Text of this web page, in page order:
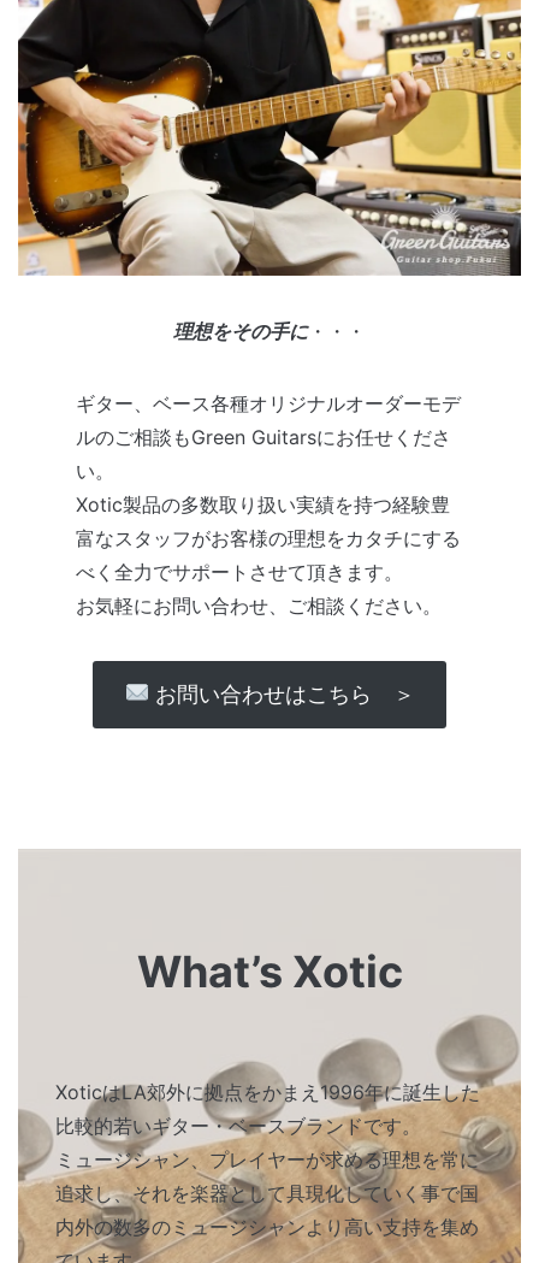
理想をその手に・・・
ギター、ベース各種オリジナルオーダーモデ
ルのご相談もGreen Guitarsにお任せくださ
い。
Xotic製品の多数取り扱い実績を持つ経験豊
富なスタッフがお客様の理想をカタチにする
べく全力でサポートさせて頂きます。
お気軽にお問い合わせ、ご相談ください。
お問い合わせはこちら ＞
What’s Xotic
XoticはLA郊外に拠点をかまえ1996年に誕生した
比較的若いギター・ベースブランドです。
ミュージシャン、プレイヤーが求める理想を常に
追求し、それを楽器として具現化していく事で国
内外の数多のミュージシャンより高い支持を集め